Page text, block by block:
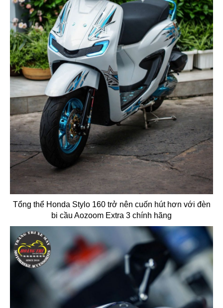
Tổng thể Honda Stylo 160 trở nên cuốn hút hơn với đèn
bi cầu Aozoom Extra 3 chính hãng